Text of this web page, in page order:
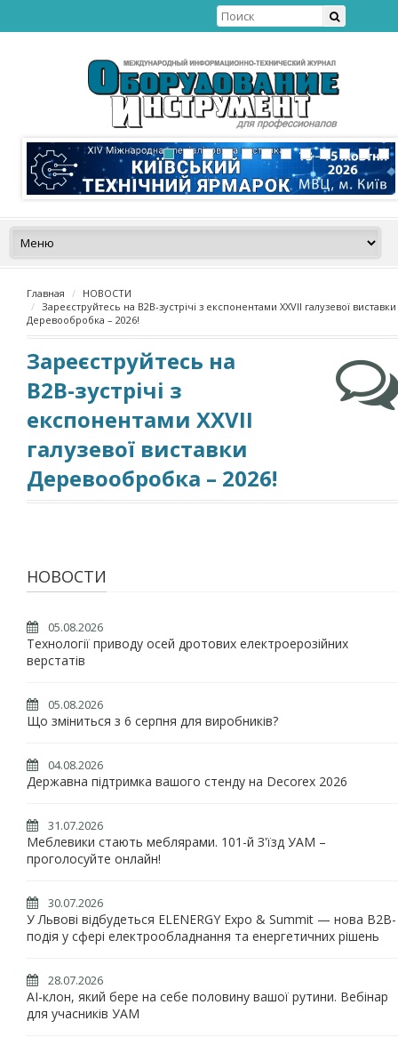
Главная
НОВОСТИ
Зареєструйтесь на В2В-зустрічі з експонентами ХХVІI галузевої виставки
Деревообробка – 2026!
Зареєструйтесь на
В2В-зустрічі з
експонентами ХХVІI
галузевої виставки
Деревообробка – 2026!
НОВОСТИ
05.08.2026
Технології приводу осей дротових електроерозійних
верстатів
05.08.2026
Що зміниться з 6 серпня для виробників?
04.08.2026
Державна підтримка вашого стенду на Decorex 2026
31.07.2026
Меблевики стають меблярами. 101-й З'їзд УАМ –
проголосуйте онлайн!
30.07.2026
У Львові відбудеться ELENERGY Expo & Summit — нова B2B-
подія у сфері електрообладнання та енергетичних рішень
28.07.2026
AI-клон, який бере на себе половину вашої рутини. Вебінар
для учасників УАМ